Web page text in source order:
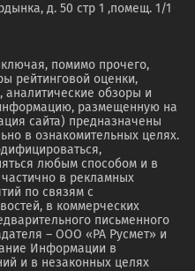
д. 50 стр 1 ,помещ. 1/1
помимо прочего,
рейтинговой оценки,
аналитические обзоры и
размещенную на
сайта) предназначены
в ознакомительных целях.
любым способом и в
в рекламных
по связям с
в коммерческих
письменного
– ООО «РА Русмет» и
Информации в
и в незаконных целях